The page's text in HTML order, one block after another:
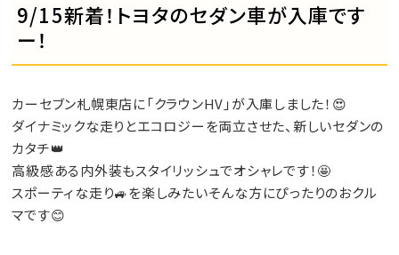
9/15新着！トヨタのセダン車が入庫です
ー！
カーセブン札幌東店に「クラウンHV」が入庫しました！😍
ダイナミックな走りとエコロジーを両立させた、新しいセダンの
カタチ👑
高級感ある内外装もスタイリッシュでオシャレです！🤩
スポーティな走り🚙を楽しみたいそんな方にぴったりのおクル
マです😊